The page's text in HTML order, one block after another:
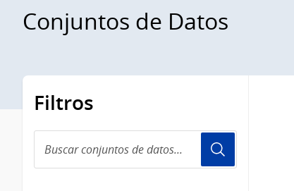
Conjuntos de Datos
Filtros
conjuntos
de